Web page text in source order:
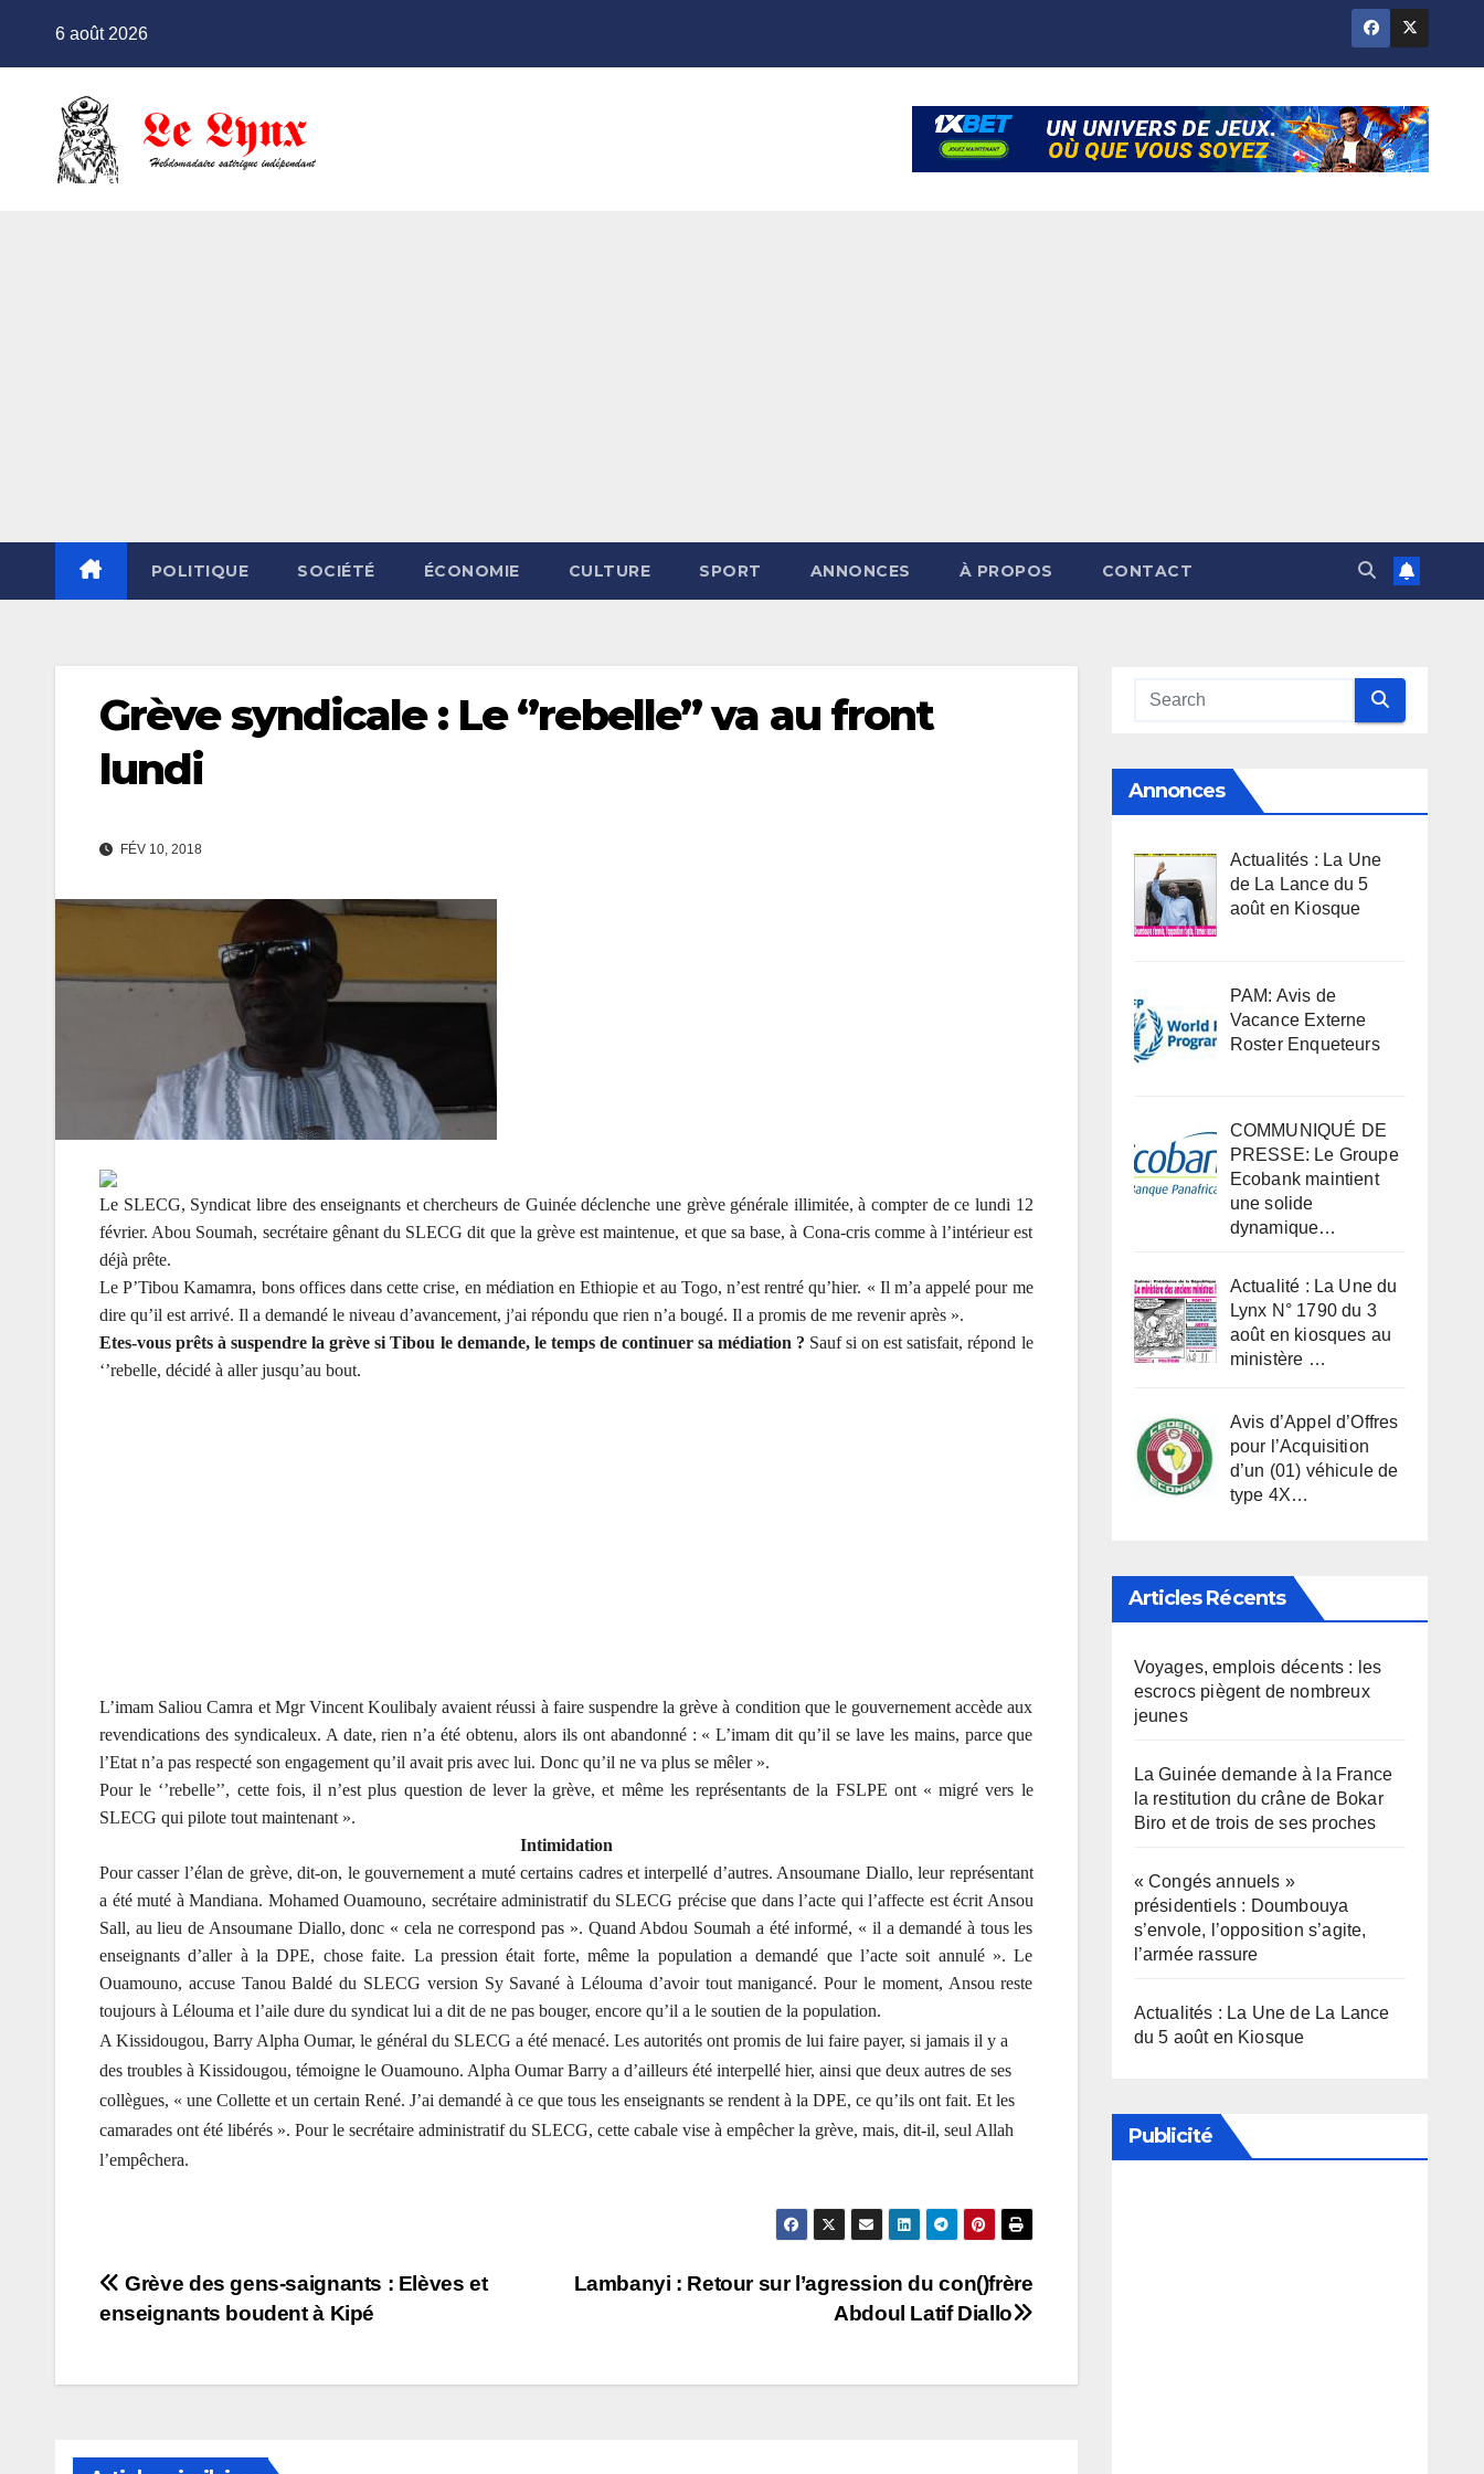
6 août 2026
POLITIQUE SOCIÉTÉ ÉCONOMIE CULTURE SPORT ANNONCES À PROPOS CONTACT
Grève syndicale : Le ‘’rebelle’’ va au front
lundi
FÉV 10, 2018
Le SLECG, Syndicat libre des enseignants et chercheurs de Guinée déclenche une grève générale illimitée, à compter de ce lundi 12
février. Abou Soumah, secrétaire gênant du SLECG dit que la grève est maintenue, et que sa base, à Cona-cris comme à l’intérieur est
déjà prête.
Le P’Tibou Kamamra, bons offices dans cette crise, en médiation en Ethiopie et au Togo, n’est rentré qu’hier. « Il m’a appelé pour me
dire qu’il est arrivé. Il a demandé le niveau d’avancement, j’ai répondu que rien n’a bougé. Il a promis de me revenir après ».
Etes-vous prêts à suspendre la grève si Tibou le demande, le temps de continuer sa médiation ? Sauf si on est satisfait, répond le
‘’rebelle, décidé à aller jusqu’au bout.
L’imam Saliou Camra et Mgr Vincent Koulibaly avaient réussi à faire suspendre la grève à condition que le gouvernement accède aux
revendications des syndicaleux. A date, rien n’a été obtenu, alors ils ont abandonné : « L’imam dit qu’il se lave les mains, parce que
l’Etat n’a pas respecté son engagement qu’il avait pris avec lui. Donc qu’il ne va plus se mêler ».
Pour le ‘’rebelle’’, cette fois, il n’est plus question de lever la grève, et même les représentants de la FSLPE ont « migré vers le
SLECG qui pilote tout maintenant ».
Intimidation
Pour casser l’élan de grève, dit-on, le gouvernement a muté certains cadres et interpellé d’autres. Ansoumane Diallo, leur représentant
a été muté à Mandiana. Mohamed Ouamouno, secrétaire administratif du SLECG précise que dans l’acte qui l’affecte est écrit Ansou
Sall, au lieu de Ansoumane Diallo, donc « cela ne correspond pas ». Quand Abdou Soumah a été informé, « il a demandé à tous les
enseignants d’aller à la DPE, chose faite. La pression était forte, même la population a demandé que l’acte soit annulé ». Le
Ouamouno, accuse Tanou Baldé du SLECG version Sy Savané à Lélouma d’avoir tout manigancé. Pour le moment, Ansou reste
toujours à Lélouma et l’aile dure du syndicat lui a dit de ne pas bouger, encore qu’il a le soutien de la population.
A Kissidougou, Barry Alpha Oumar, le général du SLECG a été menacé. Les autorités ont promis de lui faire payer, si jamais il y a
des troubles à Kissidougou, témoigne le Ouamouno. Alpha Oumar Barry a d’ailleurs été interpellé hier, ainsi que deux autres de ses
collègues, « une Collette et un certain René. J’ai demandé à ce que tous les enseignants se rendent à la DPE, ce qu’ils ont fait. Et les
camarades ont été libérés ». Pour le secrétaire administratif du SLECG, cette cabale vise à empêcher la grève, mais, dit-il, seul Allah
l’empêchera.
Navigation
l’article
Lambanyi : Retour sur l’agression du con()frère
Abdoul Latif Diallo
Grève des gens-saignants : Elèves et
enseignants boudent à Kipé
Annonces
Actualités : La Une
de La Lance du 5
août en Kiosque
PAM: Avis de
Vacance Externe
Roster Enqueteurs
COMMUNIQUÉ DE
PRESSE: Le Groupe
Ecobank maintient
une solide
dynamique…
Actualité : La Une du
Lynx N° 1790 du 3
août en kiosques au
ministère …
Avis d’Appel d’Offres
pour l’Acquisition
d’un (01) véhicule de
type 4X…
Articles Récents
Voyages, emplois décents : les
escrocs piègent de nombreux
jeunes
La Guinée demande à la France
la restitution du crâne de Bokar
Biro et de trois de ses proches
« Congés annuels »
présidentiels : Doumbouya
s’envole, l’opposition s’agite,
l’armée rassure
Actualités : La Une de La Lance
du 5 août en Kiosque
Publicité